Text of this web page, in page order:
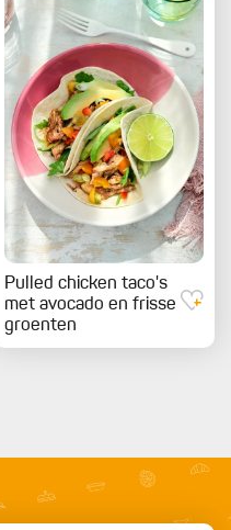
Pulled chicken taco's
met avocado en frisse
groenten